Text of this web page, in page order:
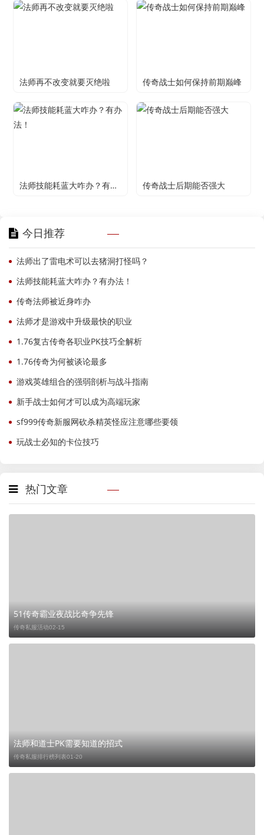
法师再不改变就要灭绝啦 传奇战士如何保持前期巅峰
法师技能耗蓝大咋办？有办法！ 传奇战士后期能否强大
今日推荐
法师出了雷电术可以去猪洞打怪吗？
法师技能耗蓝大咋办？有办法！
传奇法师被近身咋办
法师才是游戏中升级最快的职业
1.76复古传奇各职业PK技巧全解析
1.76传奇为何被谈论最多
游戏英雄组合的强弱剖析与战斗指南
新手战士如何才可以成为高端玩家
sf999传奇新服网砍杀精英怪应注意哪些要领
玩战士必知的卡位技巧
热门文章
51传奇霸业夜战比奇争先锋
传奇私服活动02-15
法师和道士PK需要知道的招式
传奇私服排行榜列表01-20